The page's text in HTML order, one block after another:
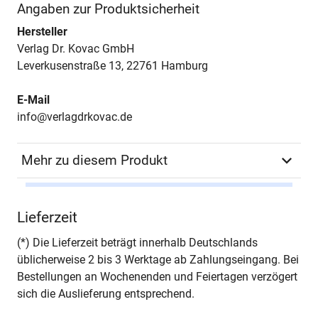
Angaben zur Produktsicherheit
Hersteller
Verlag Dr. Kovac GmbH
Leverkusenstraße 13, 22761 Hamburg
E-Mail
info@verlagdrkovac.de
Mehr zu diesem Produkt
Seiten 676
Jahr Hamburg 2025
Lieferzeit
(*) Die Lieferzeit beträgt innerhalb Deutschlands
üblicherweise 2 bis 3 Werktage ab Zahlungseingang. Bei
Bestellungen an Wochenenden und Feiertagen verzögert
sich die Auslieferung entsprechend.